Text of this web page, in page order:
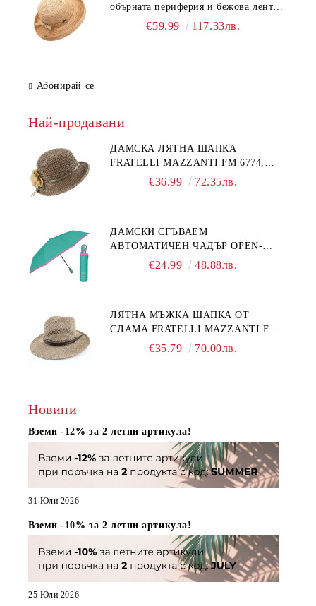
обърната периферия и бежова лента
Fratelli Mazzanti | Натурален
€59.99 117.33лв.
Абонирай се
Най-продавани
ДАМСКА ЛЯТНА ШАПКА
FRATELLI MAZZANTI FM 6774,
НАТУРАЛЕН/ЖЪЛТО ЦВЕТЕ
€36.99 72.35лв.
ДАМСКИ СГЪВАЕМ
АВТОМАТИЧЕН ЧАДЪР OPEN-
CLOSE | PERLETTI TECHNOLOGY
€24.99 48.88лв.
ЛЯТНА МЪЖКА ШАПКА ОТ
СЛАМА FRATELLI MAZZANTI FM
7936, НАТУРАЛЕН
€35.79 70.00лв.
Новини
Вземи -12% за 2 летни артикула!
31 Юли 2026
Вземи -10% за 2 летни артикула!
25 Юли 2026